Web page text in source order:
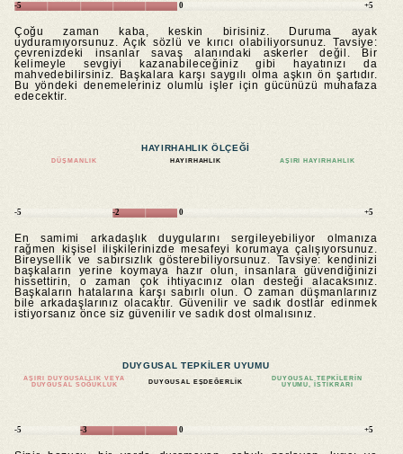
-5 0 +5
Çoğu zaman kaba, keskin birisiniz. Duruma ayak
uyduramıyorsunuz. Açık sözlü ve kırıcı olabiliyorsunuz. Tavsiye:
çevrenizdeki insanlar savaş alanındaki askerler değil. Bir
kelimeyle sevgiyi kazanabileceğiniz gibi hayatınızı da
mahvedebilirsiniz. Başkalara karşı saygılı olma aşkın ön şartıdır.
Bu yöndeki denemeleriniz olumlu işler için gücünüzü muhafaza
edecektir.
HAYIRHAHLIK ÖLÇEĞI
DÜŞMANLIK HAYIRHAHLIK AŞIRI HAYIRHAHLIK
-5 -2 0 +5
En samimi arkadaşlık duygularını sergileyebiliyor olmanıza
rağmen kişisel ilişkilerinizde mesafeyi korumaya çalışıyorsunuz.
Bireysellik ve sabırsızlık gösterebiliyorsunuz. Tavsiye: kendinizi
başkaların yerine koymaya hazır olun, insanlara güvendiğinizi
hissettirin, o zaman çok ihtiyacınız olan desteği alacaksınız.
Başkaların hatalarına karşı sabırlı olun. O zaman düşmanlarınız
bile arkadaşlarınız olacaktır. Güvenilir ve sadık dostlar edinmek
istiyorsanız önce siz güvenilir ve sadık dost olmalısınız.
DUYGUSAL TEPKILER UYUMU
AŞIRI DUYGUSALLIK VEYA
DUYGUSAL SOĞUKLUK
DUYGUSAL EŞDEĞERLIK
DUYGUSAL TEPKILERIN
UYUMU, ISTIKRARI
-5 -3 0 +5